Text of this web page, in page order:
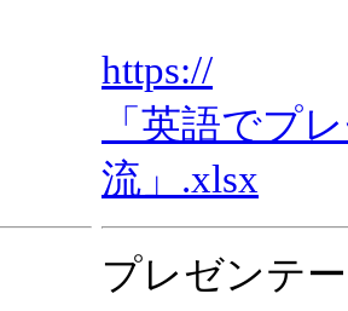
https://
「英語でプ
流」.xlsx
プレゼンテ